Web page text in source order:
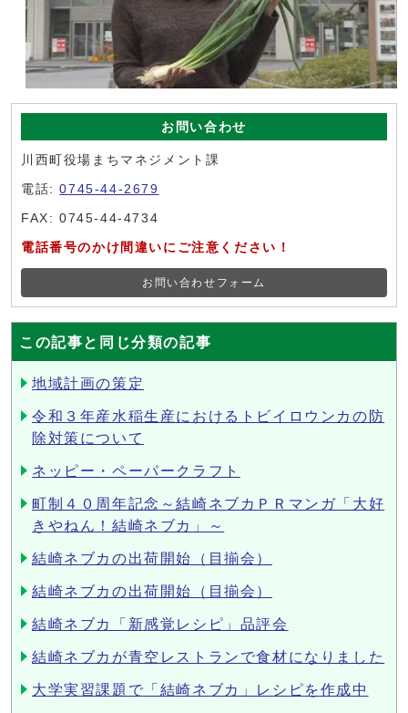
お問い合わせ
川西町役場まちマネジメント課
電話:0745-44-2679
FAX: 0745-44-4734
電話番号のかけ間違いにご注意ください！
お問い合わせフォーム
この記事と同じ分類の記事
地域計画の策定
令和３年産水稲生産におけるトビイロウンカの防
除対策について
ネッピー・ペーパークラフト
町制４０周年記念～結崎ネブカＰＲマンガ「大好
きやねん！結崎ネブカ」～
結崎ネブカの出荷開始（目揃会）
結崎ネブカの出荷開始（目揃会）
結崎ネブカ「新感覚レシピ」品評会
結崎ネブカが青空レストランで食材になりました
大学実習課題で「結崎ネブカ」レシピを作成中